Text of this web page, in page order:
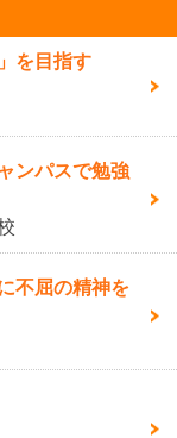
を目指す
ンパスで勉強
不屈の精神を